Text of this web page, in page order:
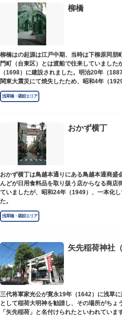
柳橋
柳橋はの起源は江戸中期、当時は下柳原同朋
門町（台東区）とは渡船で往来していました
（1698）に建設されました。明治20年（
関東大震災にて焼失したため、昭和4年（
た。
浅草橋・蔵前エリア
おかず横丁
おかず横丁は鳥越本通りにある鳥越本通商盛
んどが日用食料品を取り扱う店からなる商店
ていましたが、昭和24年（1949）、一本化
た。
浅草橋・蔵前エリア
三代将軍家光公が寛永19年（1642）に浅草
として稲荷大明神を勧請し、その場所がちょ
「矢先稲荷」と名付けられたといわれてい